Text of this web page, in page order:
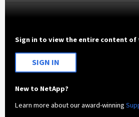
Sign in to view the entire content of
SIGN IN
New to NetApp?
Learn more about our award-winning